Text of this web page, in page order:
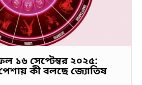
১৬ সেপ্টেম্বর ২০২৫:
কী বলছে জ্যোতিষ